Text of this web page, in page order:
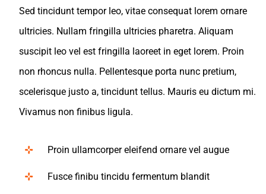
Sed tincidunt tempor leo, vitae consequat lorem ornare
ultricies. Nullam fringilla ultricies pharetra. Aliquam
suscipit leo vel est fringilla laoreet in eget lorem. Proin
non rhoncus nulla. Pellentesque porta nunc pretium,
scelerisque justo a, tincidunt tellus. Mauris eu dictum mi.
Vivamus non finibus ligula.
Proin ullamcorper eleifend ornare vel augue
Fusce finibu tincidu fermentum blandit